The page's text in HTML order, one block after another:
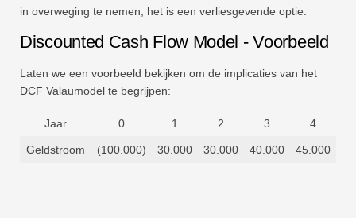
in overweging te nemen; het is een verliesgevende optie.
Discounted Cash Flow Model - Voorbeeld
Laten we een voorbeeld bekijken om de implicaties van het
DCF Valaumodel te begrijpen:
Jaar 0 1 2 3 4
Geldstroom (100.000) 30.000 30.000 40.000 45.000